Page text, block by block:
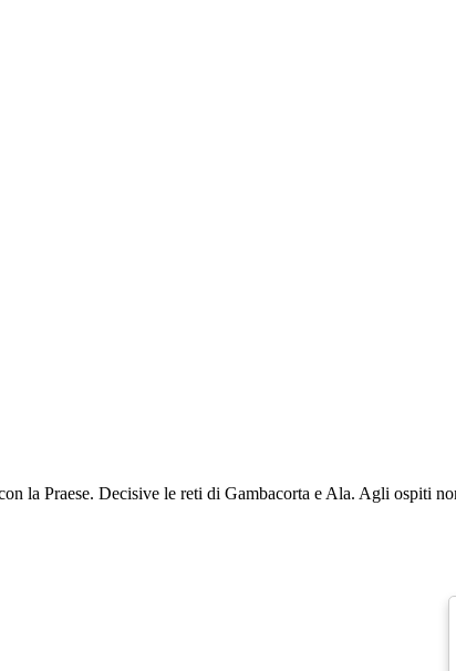
la Praese. Decisive le reti di Gambacorta e Ala. Agli ospiti